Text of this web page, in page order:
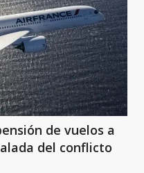
de vuelos a
del conflicto